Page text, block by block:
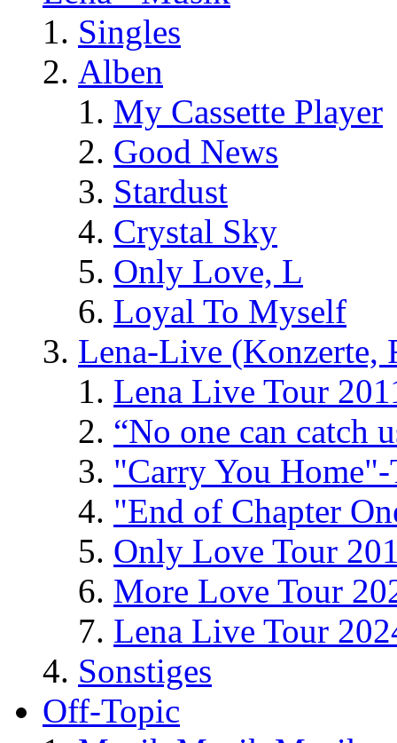
Singles
Alben
My Cassette Player
Good News
Stardust
Crystal Sky
Only Love, L
Loyal To Myself
Lena-Live (Konzerte,
Lena Live Tour
“No one can catch
"Carry You
"End of Chapter
Only Love Tour
More Love Tour
Lena Live Tour
Sonstiges
Off-Topic